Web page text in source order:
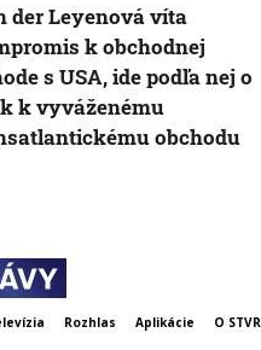
der Leyenová víta
k obchodnej
s USA, ide podľa nej o
k vyváženému
obchodu
Rozhlas Aplikácie O STVR